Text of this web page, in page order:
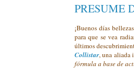
PRESUME
¡Buenos días
para que se vea
últimos
Collistar, una aliada
fórmula a base de